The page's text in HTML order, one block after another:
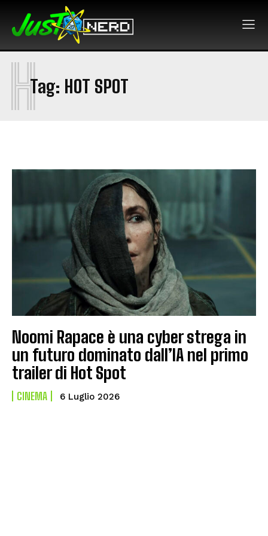
Tag: HOT SPOT
H
Noomi Rapace è una cyber strega in
un futuro dominato dall’IA nel primo
trailer di Hot Spot
CINEMA 6 Luglio 2026